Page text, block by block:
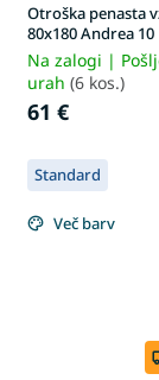
Otroška penasta
80x180 Andrea 10
Na zalogi |
urah (6 kos.)
61 €
Standard
Več barv